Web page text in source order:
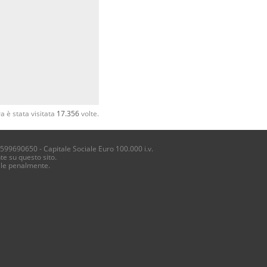
è stata visitata 17.356volte.
- Capitale Sociale Euro 100.000 i.v.
su questo sito.
penalmente.